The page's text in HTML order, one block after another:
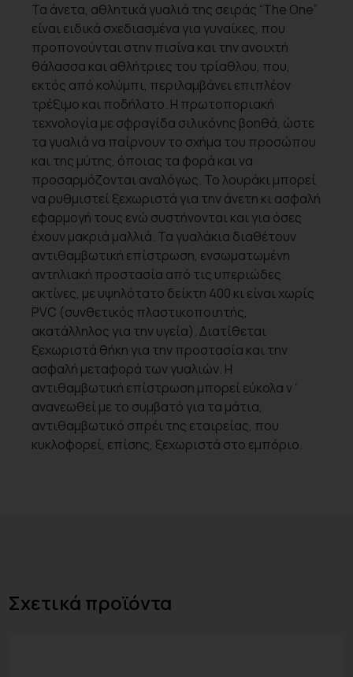
Τα άνετα, αθλητικά γυαλιά της σειράς “The One”
είναι ειδικά σχεδιασμένα για γυναίκες, που
προπονούνται στην πισίνα και την ανοιχτή
θάλασσα και αθλήτριες του τρίαθλου, που,
εκτός από κολύμπι, περιλαμβάνει επιπλέον
τρέξιμο και ποδήλατο. Η πρωτοποριακή
τεχνολογία με σφραγίδα σιλικόνης βοηθά, ώστε
τα γυαλιά να παίρνουν το σχήμα του προσώπου
και της μύτης, όποιας τα φορά και να
προσαρμόζονται αναλόγως. Το λουράκι μπορεί
να ρυθμιστεί ξεχωριστά για την άνετη κι ασφαλή
εφαρμογή τους ενώ συστήνονται και για όσες
έχουν μακριά μαλλιά. Τα γυαλάκια διαθέτουν
αντιθαμβωτική επίστρωση, ενσωματωμένη
αντηλιακή προστασία από τις υπεριώδες
ακτίνες, με υψηλότατο δείκτη 400 κι είναι χωρίς
PVC (συνθετικός πλαστικοποιητής,
ακατάλληλος για την υγεία). Διατίθεται
ξεχωριστά θήκη για την προστασία και την
ασφαλή μεταφορά των γυαλιών. Η
αντιθαμβωτική επίστρωση μπορεί εύκολα ν΄
ανανεωθεί με το συμβατό για τα μάτια,
αντιθαμβωτικό σπρέι της εταιρείας, που
κυκλοφορεί, επίσης, ξεχωριστά στο εμπόριο.
Σχετικά προϊόντα